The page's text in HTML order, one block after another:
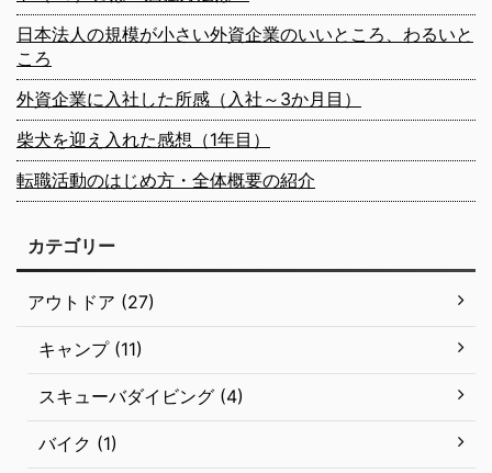
日本法人の規模が小さい外資企業のいいところ、わるいと
ころ
外資企業に入社した所感（入社～3か月目）
柴犬を迎え入れた感想（1年目）
転職活動のはじめ方・全体概要の紹介
カテゴリー
アウトドア (27)
キャンプ (11)
スキューバダイビング (4)
バイク (1)